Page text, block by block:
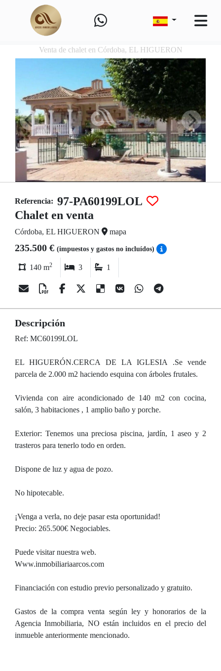
Venta de chalet en Córdoba, EL HIGUERON
Referencia: 97-PA60199LOL
Chalet en venta
Córdoba, EL HIGUERON mapa
235.500 € (impuestos y gastos no incluídos)
140 m2 3 1
Descripción
Ref: MC60199LOL
EL HIGUERÓN.CERCA DE LA IGLESIA .Se vende
parcela de 2.000 m2 haciendo esquina con árboles frutales.
Vivienda con aire acondicionado de 140 m2 con cocina,
salón, 3 habitaciones , 1 amplio baño y porche.
Exterior: Tenemos una preciosa piscina, jardín, 1 aseo y 2
trasteros para tenerlo todo en orden.
Dispone de luz y agua de pozo.
No hipotecable.
¡Venga a verla, no deje pasar esta oportunidad!
Precio: 265.500€ Negociables.
Puede visitar nuestra web.
Www.inmobiliariaarcos.com
Financiación con estudio previo personalizado y gratuito.
Gastos de la compra venta según ley y honorarios de la
Agencia Inmobiliaria, NO están incluidos en el precio del
inmueble anteriormente mencionado.